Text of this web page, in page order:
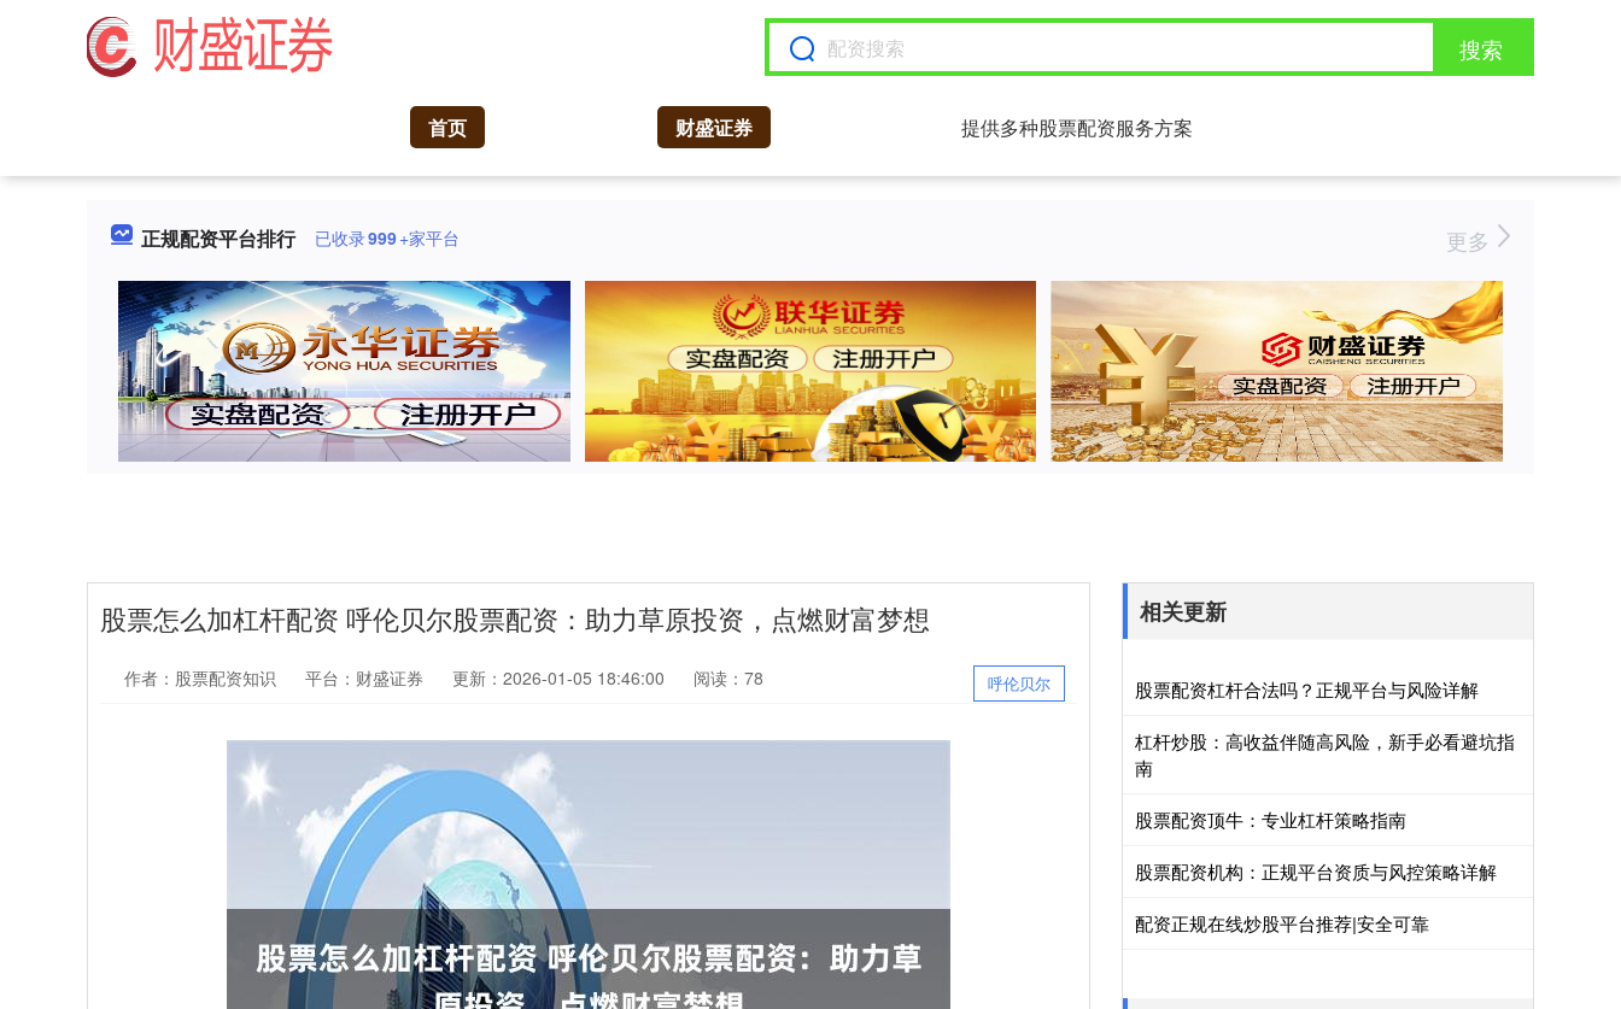
搜索
首页 财盛证券 提供多种股票配资服务方案
正规配资平台排行 已收录999+家平台 更多
股票怎么加杠杆配资 呼伦贝尔股票配资：助力草原投资，点燃财富梦想
呼伦贝尔
作者：股票配资知识 平台：财盛证券 更新：2026-01-05 18:46:00 阅读：78
相关更新
股票配资杠杆合法吗？正规平台与风险详解
杠杆炒股：高收益伴随高风险，新手必看避坑指
南
股票配资顶牛：专业杠杆策略指南
股票配资机构：正规平台资质与风控策略详解
配资正规在线炒股平台推荐|安全可靠